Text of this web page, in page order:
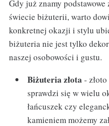
Gdy już znamy
świecie biżuterii, warto
konkretnej okazji i stylu
biżuteria nie jest tylko
naszej osobowości i gustu.
Biżuteria złota -
sprawdzi się w wielu
łańcuszek czy
kamieniem możemy